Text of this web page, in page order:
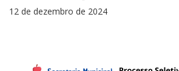
12 de dezembro de 2024